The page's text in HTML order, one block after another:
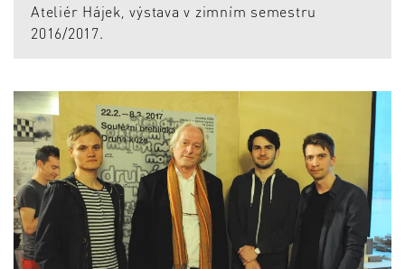
Ateliér Hájek, výstava v zimním semestru
2016/2017.